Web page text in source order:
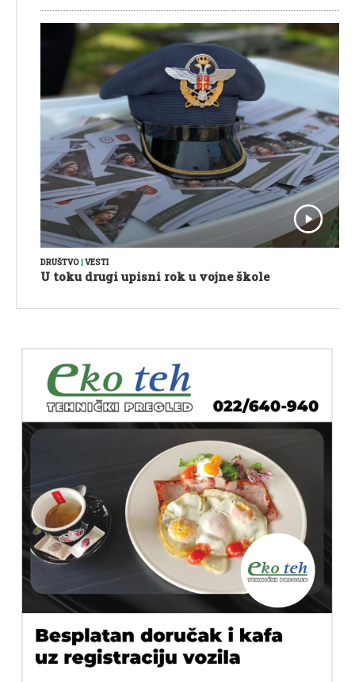
DRUŠTVO|VESTI
U toku drugi upisni rok u vojne škole